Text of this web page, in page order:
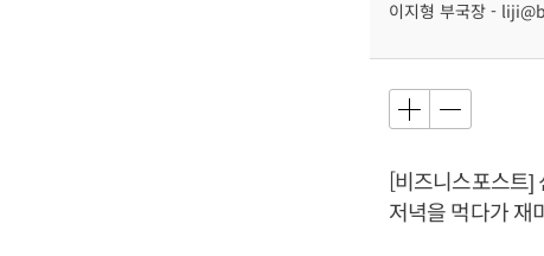
이지형 부국장 -
[비즈니스포스트]
저녁을 먹다가 재